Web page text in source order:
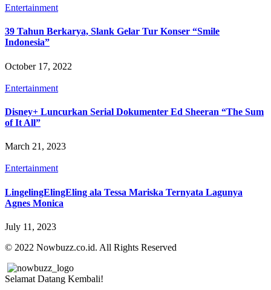
Entertainment
39 Tahun Berkarya, Slank Gelar Tur Konser “Smile
Indonesia”
October 17, 2022
Entertainment
Disney+ Luncurkan Serial Dokumenter Ed Sheeran “The Sum
of It All”
March 21, 2023
Entertainment
LingelingElingEling ala Tessa Mariska Ternyata Lagunya
Agnes Monica
July 11, 2023
© 2022 Nowbuzz.co.id. All Rights Reserved
Selamat Datang Kembali!